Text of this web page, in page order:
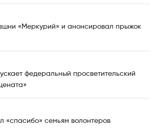
«Меркурий» и анонсировал прыжок
федеральный просветительский
«спасибо» семьям волонтеров